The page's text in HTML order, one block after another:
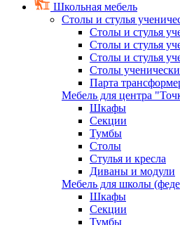
Школьная мебель
Столы и стулья
Столы и стулья
Столы и стулья
Столы и стулья
Столы
Парта
Мебель для центра
Шкафы
Секции
Тумбы
Столы
Стулья и кресла
Диваны и модули
Мебель для школы
Шкафы
Секции
Тумбы